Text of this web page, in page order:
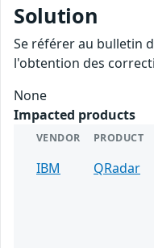
Solution
Se référer au bulletin
l'obtention des
None
Impacted products
VENDOR PRODUCT
IBM QRadar